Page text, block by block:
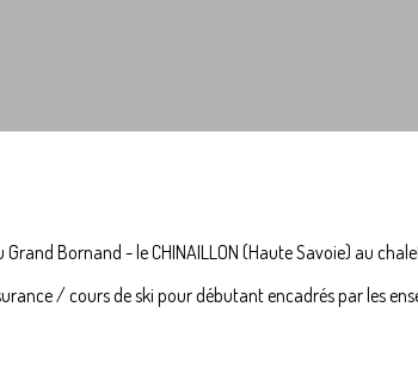
Bornand - le CHINAILLON (Haute Savoie) au
/ cours de ski pour débutant encadrés par les